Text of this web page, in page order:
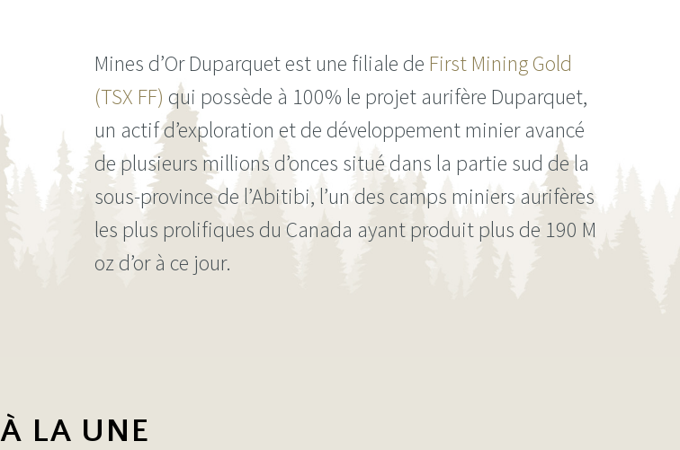
Mines d’Or Duparquet est une filiale de First Mining Gold
(TSX FF) qui possède à 100% le projet aurifère Duparquet,
un actif d’exploration et de développement minier avancé
de plusieurs millions d’onces situé dans la partie sud de la
sous-province de l’Abitibi, l’un des camps miniers aurifères
les plus prolifiques du Canada ayant produit plus de 190 M
oz d’or à ce jour.
À LA UNE